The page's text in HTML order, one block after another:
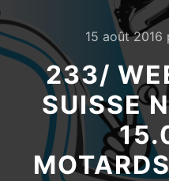
15 août 2016
233/
SUISSE